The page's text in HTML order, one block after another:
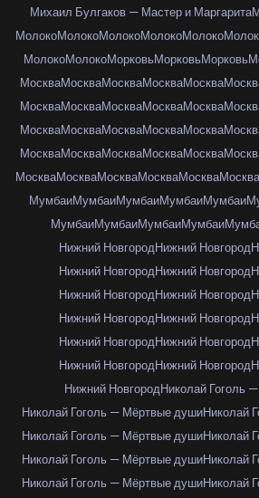
Михаил Булгаков — Мастер и Маргарита
МолокоМолокоМолокоМолокоМолоко
МолокоМолокоМорковьМорковьМорковь
МоскваМоскваМоскваМоскваМосква
МоскваМоскваМоскваМоскваМосква
МоскваМоскваМоскваМоскваМосква
МоскваМоскваМоскваМоскваМосква
МоскваМоскваМоскваМоскваМоскваМосква
МумбаиМумбаиМумбаиМумбаиМумбаи
МумбаиМумбаиМумбаиМумбаи
Нижний НовгородНижний Новгород
Нижний НовгородНижний Новгород
Нижний НовгородНижний Новгород
Нижний НовгородНижний Новгород
Нижний НовгородНижний Новгород
Нижний НовгородНижний Новгород
Нижний НовгородНиколай Гоголь
Николай Гоголь — Мёртвые душиНиколай
Николай Гоголь — Мёртвые душиНиколай
Николай Гоголь — Мёртвые душиНиколай
Николай Гоголь — Мёртвые душиНиколай